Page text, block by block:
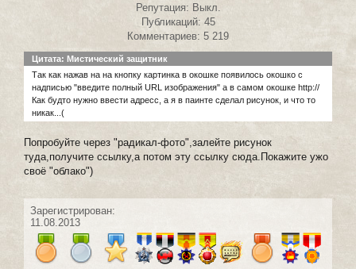
Репутация: Выкл.
Публикаций: 45
Комментариев: 5 219
Цитата: Мистический защитник
Так как нажав на на кнопку картинка в окошке появилось окошко с
надписью "введите полный URL изображения" а в самом окошке http://
Как будто нужно ввести адресс, а я в паинте сделал рисунок, и что то
никак...(
Попробуйте через "радикал-фото",залейте рисунок
туда,получите ссылку,а потом эту ссылку сюда.Покажите ужо
своё "облако")
Зарегистрирован:
11.08.2013